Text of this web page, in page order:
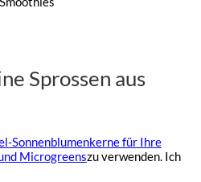
Sprossen aus
Sonnenblumenkerne für Ihre
Microgreenszu verwenden. Ich